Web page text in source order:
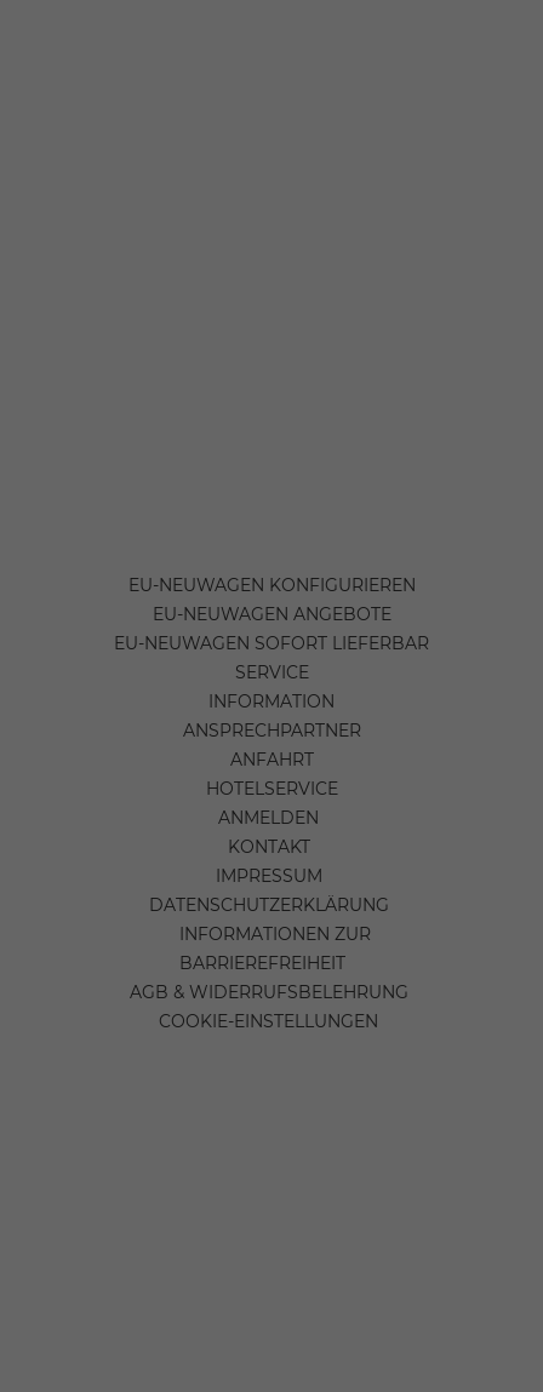
EU-NEUWAGEN KONFIGURIEREN
EU-NEUWAGEN ANGEBOTE
EU-NEUWAGEN SOFORT LIEFERBAR
SERVICE
INFORMATION
ANSPRECHPARTNER
ANFAHRT
HOTELSERVICE
ANMELDEN
KONTAKT
IMPRESSUM
DATENSCHUTZERKLÄRUNG
INFORMATIONEN ZUR
BARRIEREFREIHEIT
AGB & WIDERRUFSBELEHRUNG
COOKIE-EINSTELLUNGEN